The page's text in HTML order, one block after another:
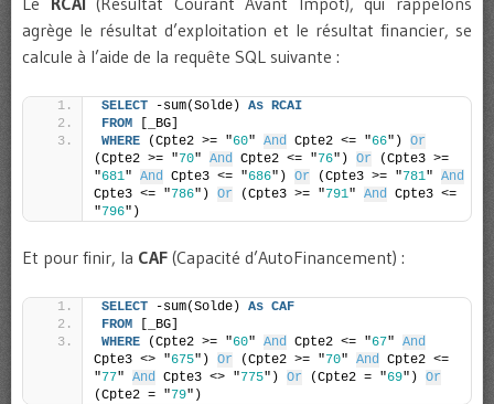
agrège le résultat d’exploitation et le résultat financier, se
calcule à l’aide de la requête SQL suivante :
SELECT -sum(Solde) As RCAI
FROM [_BG]
WHERE (Cpte2 >= "60" And Cpte2 <= "66") Or
(Cpte2 >= "70" And Cpte2 <= "76") Or (Cpte3 >=
"681" And Cpte3 <= "686") Or (Cpte3 >= "781" And
Cpte3 <= "786") Or (Cpte3 >= "791" And Cpte3 <=
"796")
Et pour finir, la CAF (Capacité d’AutoFinancement) :
SELECT -sum(Solde) As CAF
FROM [_BG]
WHERE (Cpte2 >= "60" And Cpte2 <= "67" And
Cpte3 <> "675") Or (Cpte2 >= "70" And Cpte2 <=
"77" And Cpte3 <> "775") Or (Cpte2 = "69") Or
(Cpte2 = "79")